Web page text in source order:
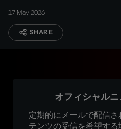
17 May 2026
SHARE
オフィシャル
定期的にメールで配信
テンツの受信を希望す